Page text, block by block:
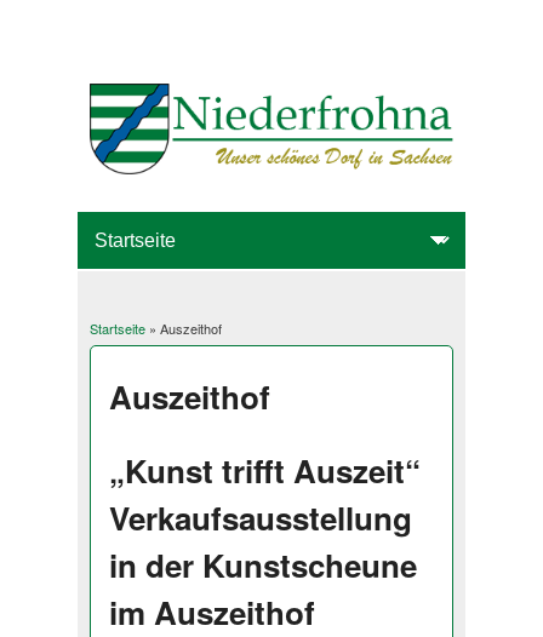
Sie sind hier
Startseite» Auszeithof
Auszeithof
„Kunst trifft Auszeit“
Verkaufsausstellung
in der Kunstscheune
im Auszeithof